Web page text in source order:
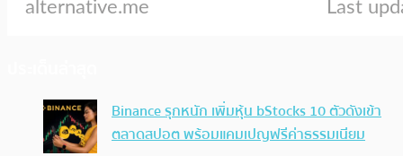
Binance รุกหนัก เพิ่มหุ้น bStocks 10 ตัวดังเข้า
ตลาดสปอต พร้อมแคมเปญฟรีค่าธรรมเนียม